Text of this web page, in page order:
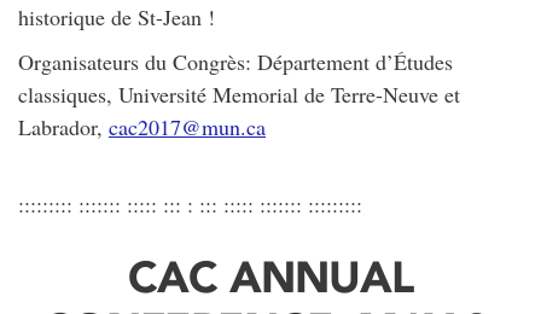
historique de St-Jean !
Organisateurs du Congrès: Département d’Études
classiques, Université Memorial de Terre-Neuve et
Labrador, cac2017@mun.ca
::::::::: ::::::: ::::: ::: : ::: ::::: ::::::: :::::::::
CAC ANNUAL